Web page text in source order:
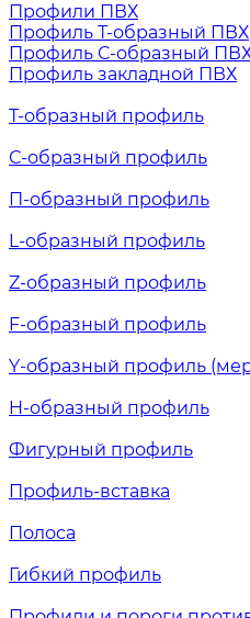
Профили ПВХ
Профиль Т-образный ПВХ
Профиль С-образный
Профиль закладной ПВХ
Т-образный профиль
С-образный профиль
П-образный профиль
L-образный профиль
Z-образный профиль
F-образный профиль
Y-образный профиль
H-образный профиль
Фигурный профиль
Профиль-вставка
Полоса
Гибкий профиль